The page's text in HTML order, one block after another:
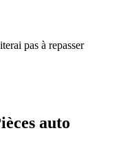
pas à repasser
auto